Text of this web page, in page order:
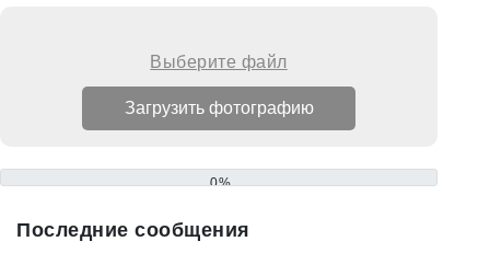
Выберите файл
0%
Последние сообщения